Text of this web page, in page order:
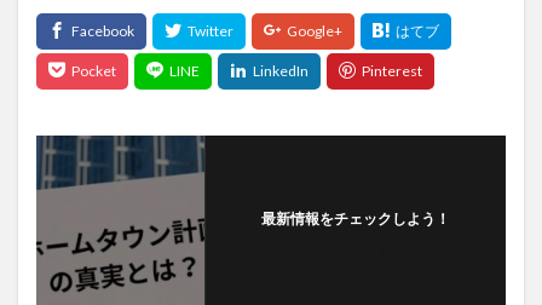
最新情報をチェックしよう！